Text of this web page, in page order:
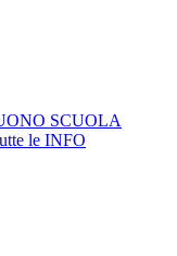
SCUOLA
le INFO